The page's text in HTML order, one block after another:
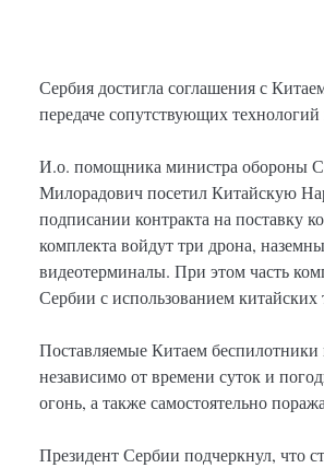
Сербия достигла соглашения с
передаче сопутствующих технологий
И.о. помощника министра обороны
Милорадович посетил Китайскую
подписании контракта на поставку
комплекта войдут три дрона,
видеотерминалы. При этом часть
Сербии с использованием китайских
Поставляемые Китаем беспилотники
независимо от времени суток и
огонь, а также самостоятельно
Президент Сербии подчеркнул, что